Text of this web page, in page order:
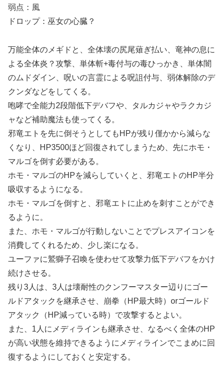
弱点：風
ドロップ：巫女の心臓？
万能全体のメギドと、全体壊の尻尾薙ぎ払い、竜神の息に
よる全体炎？攻撃、単体斬+毒付与の毒ひっかき、単体闇
のムドダイン、呪いの言霊による呪詛付与、弱体解除のデ
クンダなどをしてくる。
咆哮で全能力2段階低下デバフや、タルカジャやラクカジ
ャなど補助魔法も使ってくる。
邪竜エトを先に倒そうとしてもHPが残り僅かから減らな
くなり、HP3500ほど回復されてしまうため、先にホモ・
マルゴを倒す必要がある。
ホモ・マルゴのHPを減らしていくと、邪竜エトのHP半分
吸収するようになる。
ホモ・マルゴを倒すと、邪竜エトに止めを刺すことができ
るように。
また、ホモ・マルゴが行動しないことでプレスアイコンを
消費してくれるため、少し楽になる。
ユーファに鷲獅子召喚を使わせて攻撃力低下デバフをかけ
続けさせる。
残り3人は、3人は壊耐性のクンフーマスター辺りにゴー
ルドアタックを継承させ、崩拳（HP最大時）orゴールド
アタック（HP減っている時）で攻撃するとよい。
また、1人にメディラインも継承させ、なるべく全体のHP
が高い状態を維持できるようにメディラインでこまめに回
復するようにしておくと安定する。